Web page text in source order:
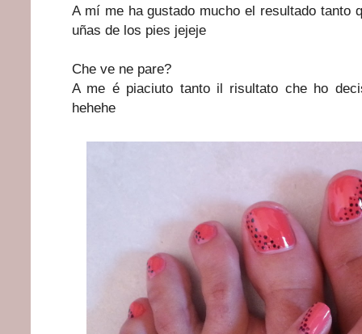
A mí me ha gustado mucho el resultado tanto
uñas de los pies jejeje
Che ve ne pare?
A me é piaciuto tanto il risultato che ho
hehehe